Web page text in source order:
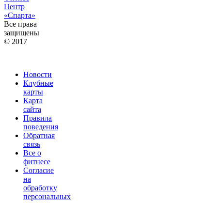
Центр
«Спарта»
Все права
защищены
© 2017
Новости
Клубные
карты
Карта
сайта
Правила
поведения
Обратная
связь
Все о
фитнесе
Согласие
на
обработку
персональных